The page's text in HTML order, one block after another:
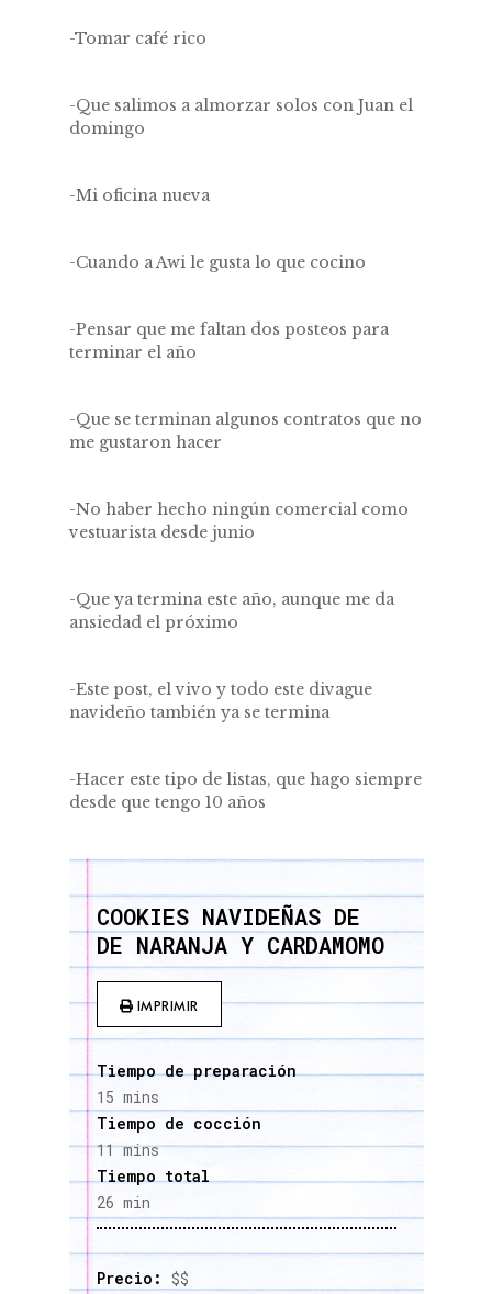
-Tomar café rico
-Que salimos a almorzar solos con Juan el
domingo
-Mi oficina nueva
-Cuando a Awi le gusta lo que cocino
-Pensar que me faltan dos posteos para
terminar el año
-Que se terminan algunos contratos que no
me gustaron hacer
-No haber hecho ningún comercial como
vestuarista desde junio
-Que ya termina este año, aunque me da
ansiedad el próximo
-Este post, el vivo y todo este divague
navideño también ya se termina
-Hacer este tipo de listas, que hago siempre
desde que tengo 10 años
COOKIES NAVIDEÑAS DE
DE NARANJA Y CARDAMOMO
IMPRIMIR
Tiempo de preparación
15 mins
Tiempo de cocción
11 mins
Tiempo total
26 min
Precio: $$